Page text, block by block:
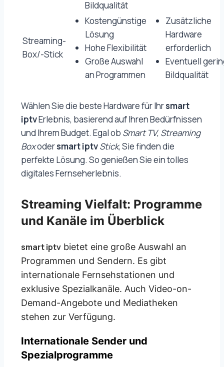
Bildqualität
Streaming-
Box/-Stick
Kostengünstige
Lösung
Hohe Flexibilität
Große Auswahl
an Programmen
Zusätzliche
Hardware
erforderlich
Eventuell
Bildqualität
Wählen Sie die beste Hardware für Ihrsmart
iptvErlebnis, basierend auf Ihren Bedürfnissen
und Ihrem Budget. Egal ob Smart TV, Streaming
Boxodersmart iptvStick, Sie finden die
perfekte Lösung. So genießen Sie ein tolles
digitales Fernseherlebnis.
Streaming Vielfalt: Programme
und Kanäle im Überblick
smart iptv bietet eine große Auswahl an
Programmen und Sendern. Es gibt
internationale Fernsehstationen und
exklusive Spezialkanäle. Auch Video-on-
Demand-Angebote und Mediatheken
stehen zur Verfügung.
Internationale Sender und
Spezialprogramme